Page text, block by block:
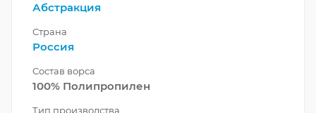
Абстракция
Страна
Россия
Состав ворса
100% Полипропилен
Тип производства